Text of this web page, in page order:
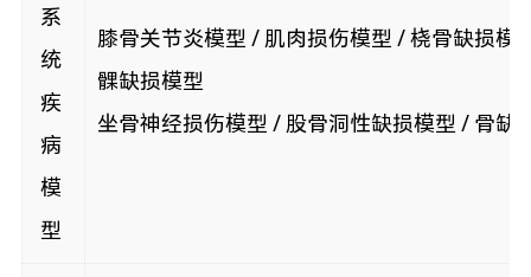
系
统
疾
病
模
型
膝骨关节炎模型 / 肌肉损伤模型 / 桡骨缺损模
髁缺损模型
坐骨神经损伤模型 / 股骨洞性缺损模型 / 骨缺